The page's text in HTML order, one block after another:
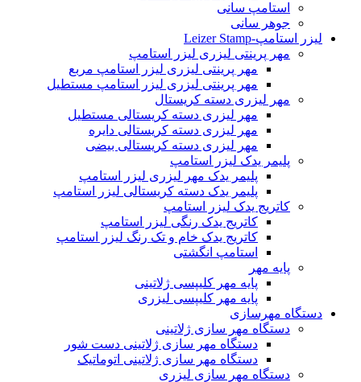
استامپ سانی
جوهر سانی
لیزر استامپ-Leizer Stamp
مهر پرینتی لیزری لیزر استامپ
مهر پرینتی لیزری لیزر استامپ مربع
مهر پرینتی لیزری لیزر استامپ مستطیل
مهر لیزری دسته کریستال
مهر لیزری دسته کریستالی مستطیل
مهر لیزری دسته کریستالی دایره
مهر لیزری دسته کریستالی بیضی
پلیمر یدک لیزر استامپ
پلیمر یدک مهر لیزری لیزر استامپ
پلیمر یدک دسته کریستالی لیزر استامپ
کاتریج یدک لیزر استامپ
کاتریج یدک رنگی لیزر استامپ
کاتریج یدک خام و تک رنگ لیزر استامپ
استامپ انگشتی
پایه مهر
پایه مهر کلیپسی ژلاتینی
پایه مهر کلیپسی لیزری
دستگاه مهرسازی
دستگاه مهر سازی ژلاتینی
دستگاه مهر سازی ژلاتینی دست شور
دستگاه مهر سازی ژلاتینی اتوماتیک
دستگاه مهر سازی لیزری